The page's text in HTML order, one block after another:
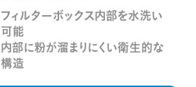
フィルターボックス内部を水洗い
可能
内部に粉が溜まりにくい衛生的な
構造